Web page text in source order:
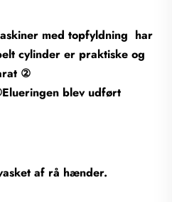
med topfyldning har
cylinder er praktiske og
②
blev udført
af rå hænder.